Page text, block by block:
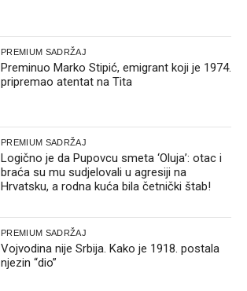
PREMIUM SADRŽAJ
Preminuo Marko Stipić, emigrant koji je 1974.
pripremao atentat na Tita
PREMIUM SADRŽAJ
Logično je da Pupovcu smeta ‘Oluja’: otac i
braća su mu sudjelovali u agresiji na
Hrvatsku, a rodna kuća bila četnički štab!
PREMIUM SADRŽAJ
Vojvodina nije Srbija. Kako je 1918. postala
njezin “dio”